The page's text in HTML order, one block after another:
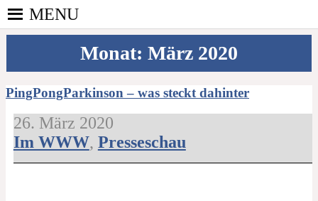
Skip
to
content
PINGPONGPARKINSON
DEUTSCHLAND E. V.
kooperierenden Vereinen und Einzelpersonen, der
sich – mit dem Mittel Tischtennis – überwiegend
ehrenamtlich um Personen mit Parkinson und
MENU
Monat: März 2020
PingPongParkinson – was steckt dahinter
26. März 2020
Im WWW, Presseschau